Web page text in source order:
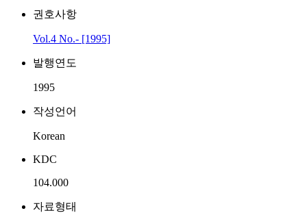
권호사항
Vol.4 No.- [1995]
발행연도
1995
작성언어
Korean
KDC
104.000
자료형태